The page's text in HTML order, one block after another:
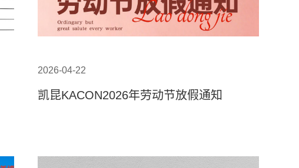
2026-04-22
凯昆KACON2026年劳动节放假通知